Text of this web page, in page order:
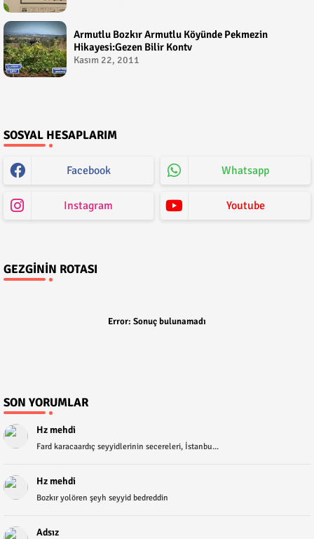
Armutlu Bozkır Armutlu Köyünde Pekmezin
Hikayesi:Gezen Bilir Kontv
Kasım 22, 2011
SOSYAL HESAPLARIM
Facebook Whatsapp
Instagram Youtube
GEZGININ ROTASI
Error: Sonuç bulunamadı
SON YORUMLAR
Hz mehdi
Fard karacaardıç seyyidlerinin secereleri, İstanbu...
Hz mehdi
Bozkır yolören şeyh seyyid bedreddin
Adsız